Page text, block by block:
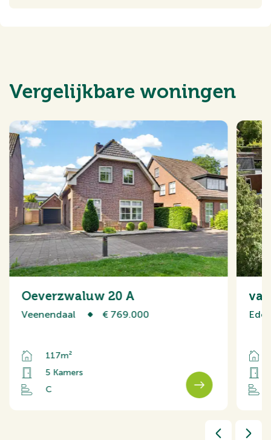
Vergelijkbare woningen
Oeverzwaluw 20 A
Veenendaal € 769.000
117m²
5 Kamers
C
Ede